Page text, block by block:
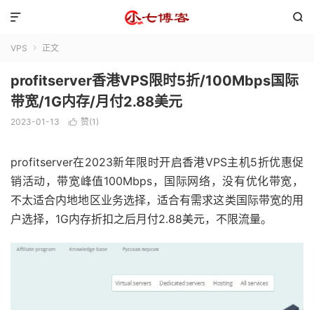


VPS  正文
profitserver香港VPS限时5折/100Mbps国际
带宽/1G内存/月付2.88美元
2023-01-13  赞(1 )
profitserver在2023新年限时开启香港VPS主机5折优惠促
销活动，带宽峰值100Mbps，国际网络，没有优化带宽，
不太适合内地地区业务选择，适合有需求这类国际带宽的用
户选择，1G内存折扣之后月付2.88美元，不限流量。